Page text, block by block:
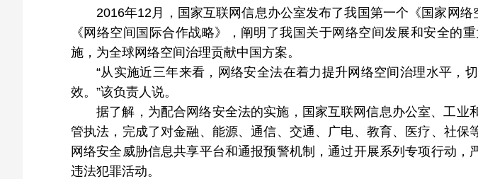
2016年12月，国家互联网信息办公室发布了我国第一个《国家网
《网络空间国际合作战略》，阐明了我国关于网络空间发展和安全
施，为全球网络空间治理贡献中国方案。
“从实施近三年来看，网络安全法在着力提升网络空间治理水平，
效。”该负责人说。
据了解，为配合网络安全法的实施，国家互联网信息办公室、工
管执法，完成了对金融、能源、通信、交通、广电、教育、医疗、社
网络安全威胁信息共享平台和通报预警机制，通过开展系列专项行动
违法犯罪活动。